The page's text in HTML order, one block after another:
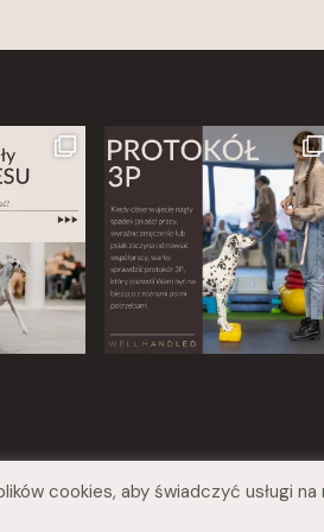
cookies, aby świadczyć usługi